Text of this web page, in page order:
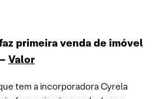
primeira venda de imóvel
Valor
tem a incorporadora Cyrela